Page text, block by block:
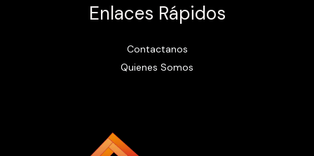
Enlaces Rápidos
Contactanos
Quienes Somos